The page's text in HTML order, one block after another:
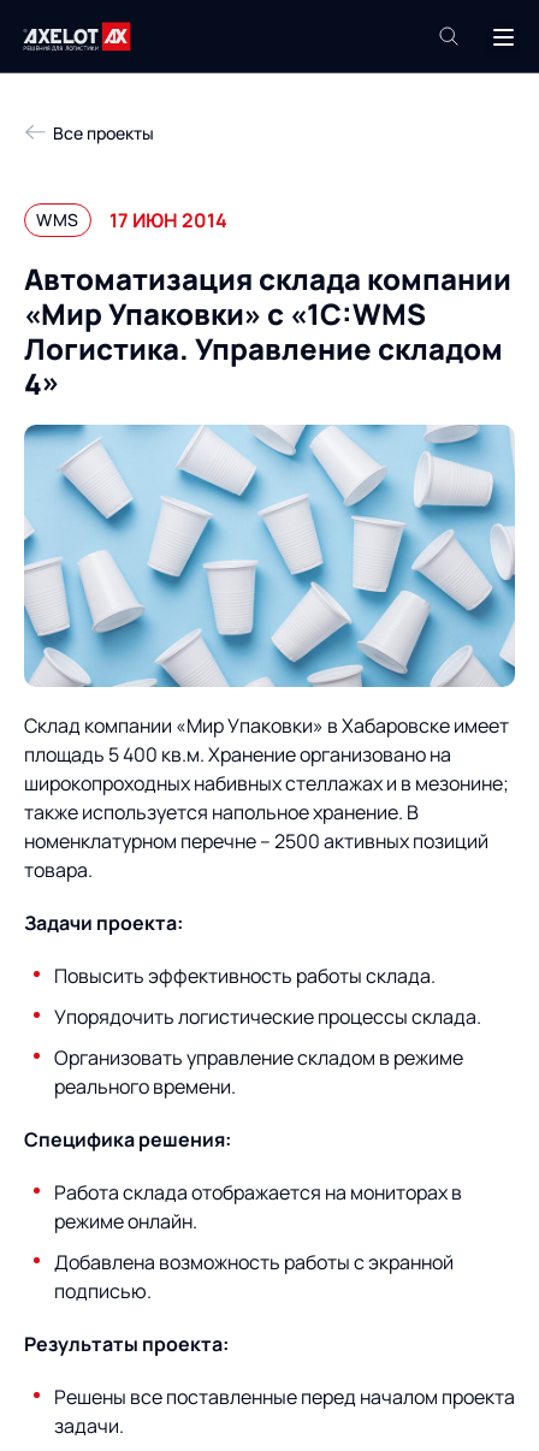
Техподдержка
Продукты
Роботизация
База знаний
Услуги
Пресс-центр
Контакты
О компании
О компании
ИТ-аккредитация
Карьера
Партнеры
Импортозамещение
Продукты
Управление цепями
поставок
Управление складами
Управление перевозками
и транспортным парком
Интегрированное
контейнерным
терминалом
Оптимизация в цепях
поставок
Управление двором
Логистический
консалтинг
AXELOT AI
Услуги
Логистический
консалтинг
Автоматизация
процессов
сопровождение
Нетворкинг и обмен
опытом вместе с AXELOT
Облачные сервисы
Пресс-центр
Новости
Мероприятия
СМИ о нас
Архив мероприятий
Проекты
Проекты
Контакты
Контакты
Академия
Предложение для
учебных заведений
База знаний
База знаний
Все проекты
WMS 17 ИЮН 2014
Автоматизация склада компании
«Мир Упаковки» с «1C:WMS
Логистика. Управление складом
4»
Склад компании «Мир Упаковки» в Хабаровске имеет
площадь 5 400 кв.м. Хранение организовано на
широкопроходных набивных стеллажах и в мезонине;
также используется напольное хранение. В
номенклатурном перечне – 2500 активных позиций
товара.
Задачи проекта:
Повысить эффективность работы склада.
Упорядочить логистические процессы склада.
Организовать управление складом в режиме
реального времени.
Специфика решения:
Работа склада отображается на мониторах в
режиме онлайн.
Добавлена возможность работы с экранной
подписью.
Результаты проекта:
Решены все поставленные перед началом проекта
задачи.